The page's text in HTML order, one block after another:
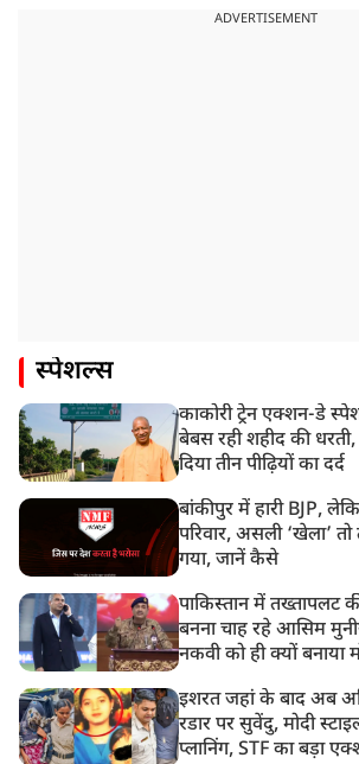
ADVERTISEMENT
स्पेशल्स
काकोरी ट्रेन एक्शन-डे
बेबस रही शहीद की धरती,
दिया तीन पीढ़ियों का दर्द
बांकीपुर में हारी BJP,
परिवार, असली ‘खेला’
गया, जानें कैसे
पाकिस्तान में तख्तापलट
बनना चाह रहे आसिम
नकवी को ही क्यों बनाया
इशरत जहां के बाद अब
रडार पर सुवेंदु, मोदी
प्लानिंग, STF का बड़ा